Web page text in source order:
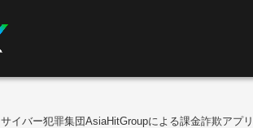
サイバー犯罪集団AsiaHitGroupによる課金詐欺アプ